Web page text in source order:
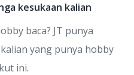
kesukaan kalian
baca? JT punya
yang punya hobby
ini.